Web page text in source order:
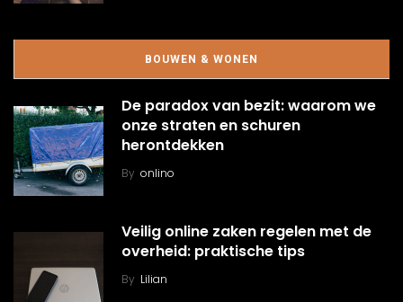
BOUWEN & WONEN
De paradox van bezit: waarom we
onze straten en schuren
herontdekken
By onlino
Veilig online zaken regelen met de
overheid: praktische tips
By Lilian